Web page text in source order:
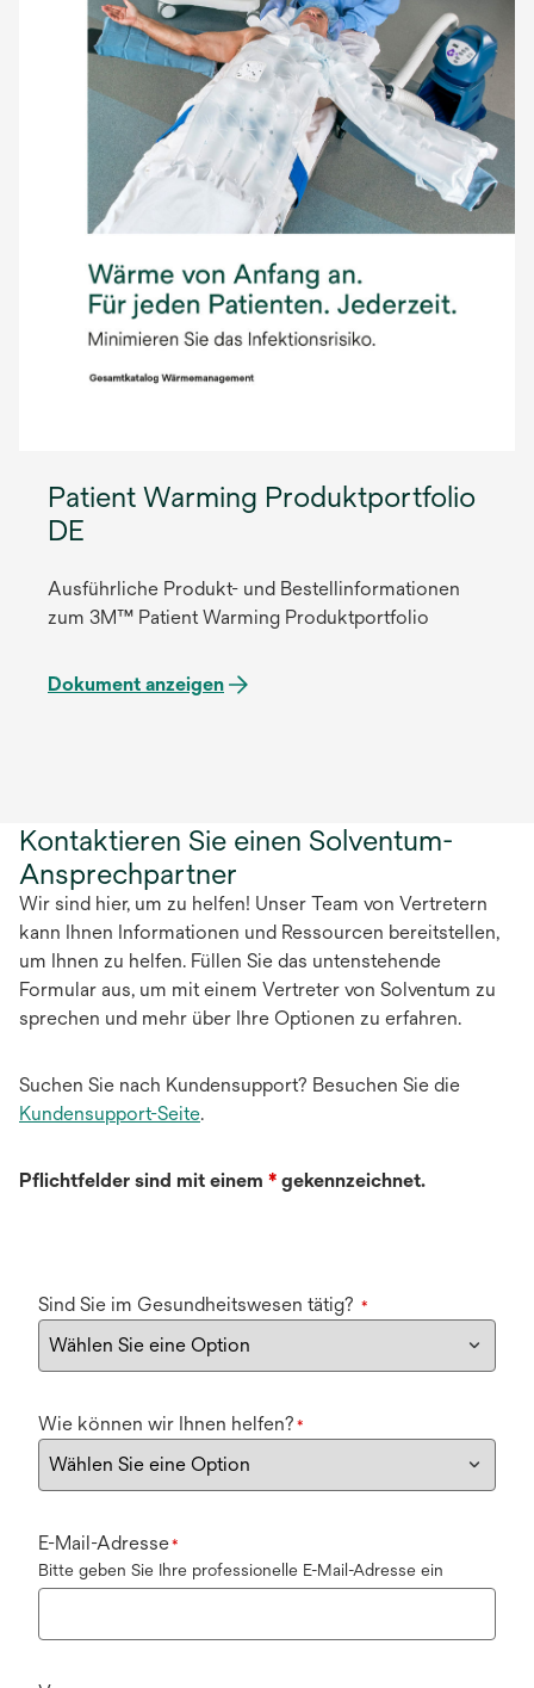
Patient Warming Produktportfolio
DE
Ausführliche Produkt- und Bestellinformationen
zum 3M™ Patient Warming Produktportfolio
Dokument anzeigen
Kontaktieren Sie einen Solventum-
Ansprechpartner
Wir sind hier, um zu helfen! Unser Team von Vertretern
kann Ihnen Informationen und Ressourcen bereitstellen,
um Ihnen zu helfen. Füllen Sie das untenstehende
Formular aus, um mit einem Vertreter von Solventum zu
sprechen und mehr über Ihre Optionen zu erfahren.
Suchen Sie nach Kundensupport? Besuchen Sie die
Kundensupport-Seite.
Pflichtfelder sind mit einem * gekennzeichnet.
Sind Sie im Gesundheitswesen tätig? *
Wie können wir Ihnen helfen? *
E-Mail-Adresse*
Bitte geben Sie Ihre professionelle E-Mail-Adresse ein